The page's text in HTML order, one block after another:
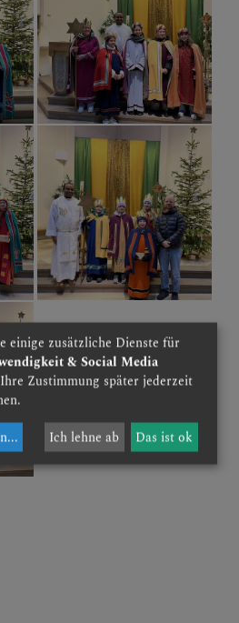
einige zusätzliche Dienste für
& Social Media
Zustimmung später jederzeit
... Ich lehne ab Das ist ok